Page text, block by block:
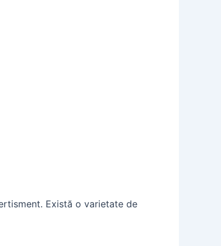
Există o varietate de